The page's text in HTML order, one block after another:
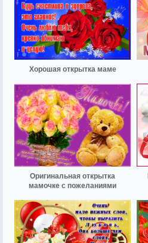
Хорошая открытка маме
Оригинальная открытка
мамочке с пожеланиями